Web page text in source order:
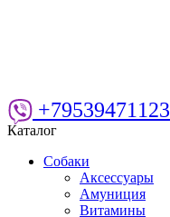
+79539471123
Каталог
Собаки
Аксессуары
Амуниция
Витамины